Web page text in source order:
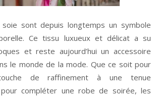
sont depuis longtemps un symbole
Ce tissu luxueux et délicat a su
et reste aujourd’hui un accessoire
le monde de la mode. Que ce soit pour
de raffinement à une tenue
compléter une robe de soirée, les